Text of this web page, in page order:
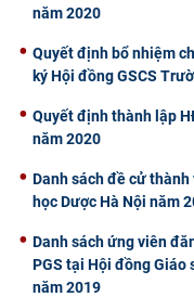
năm 2020
Quyết định bổ nhiệm
ký Hội đồng GSCS
Quyết định thành lập
năm 2020
Danh sách đề cử
học Dược Hà Nội năm
Danh sách ứng viên
PGS tại Hội đồng Giáo
năm 2019